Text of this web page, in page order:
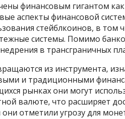
финансовым гигантом
аспекты финансовой
стейблкоинов, в том
системы. Помимо
в трансграничных
из инструмента,
и традиционными
рынках они могут
валюте, что расширяет
отметили угрозу для